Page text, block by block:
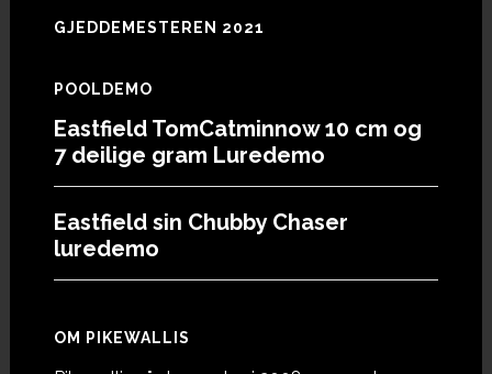
GJEDDEMESTEREN 2021
POOLDEMO
Eastfield TomCatminnow 10 cm og
7 deilige gram Luredemo
Eastfield sin Chubby Chaser
luredemo
OM PIKEWALLIS